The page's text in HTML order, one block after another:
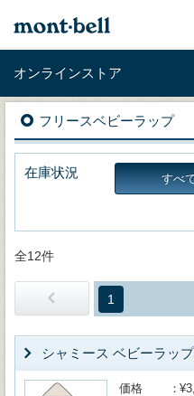
オンラインストア
フリースベビーラップ
在庫状況 すべ
全12件
1
シャミース ベビーラップ
価格